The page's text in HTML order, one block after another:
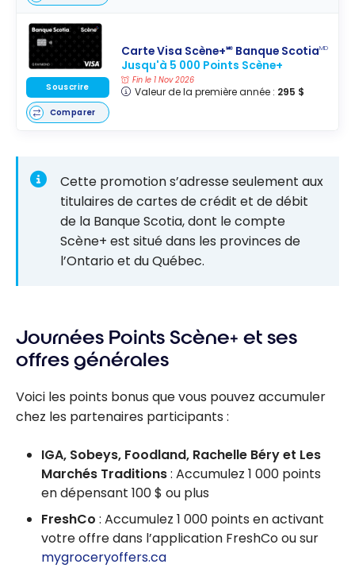
Carte Visa Scène+🅪 Banque ScotiaMD
Jusqu'à 5 000 Points Scène+
Fin le 1 Nov 2026
Valeur de la première année : 295 $
Souscrire
Comparer
Cette promotion s’adresse seulement aux
titulaires de cartes de crédit et de débit
de la Banque Scotia, dont le compte
Scène+ est situé dans les provinces de
l’Ontario et du Québec.
Journées Points Scène+ et ses
offres générales
Voici les points bonus que vous pouvez accumuler
chez les partenaires participants :
IGA, Sobeys, Foodland, Rachelle Béry et Les
Marchés Traditions: Accumulez 1 000 points
en dépensant 100 $ ou plus
FreshCo : Accumulez 1 000 points en activant
votre offre dans l’application FreshCo ou sur
mygroceryoffers.ca